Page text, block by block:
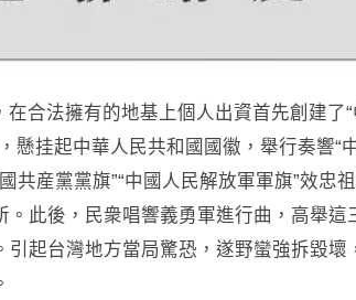
合法擁有的地基上個人出資首先創建了
懸挂起中華人民共和國國徽，舉行奏響“
共産黨黨旗”“中國人民解放軍軍旗”效忠
此後，民衆唱響義勇軍進行曲，高舉這
起台灣地方當局驚恐，遂野蠻強拆毀壞